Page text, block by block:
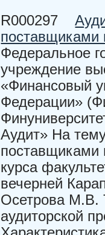
R000297
поставщиками
Федеральное
учреждение
«Финансовый
Федерации»
Аудит» На
поставщиками
курса
вечерней
Осетрова М.В.
аудиторской